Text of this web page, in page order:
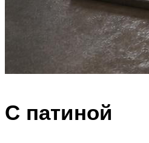
С патиной